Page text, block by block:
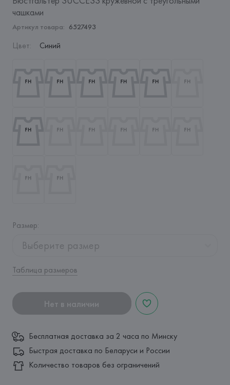
чашками
Артикул товара: 6527493
Цвет: Синий
Размер:
Выберите размер
Таблица размеров
Нет в наличии
Бесплатная доставка за 2 часа по Минску
Быстрая доставка по Беларуси и России
Количество товаров без ограничений